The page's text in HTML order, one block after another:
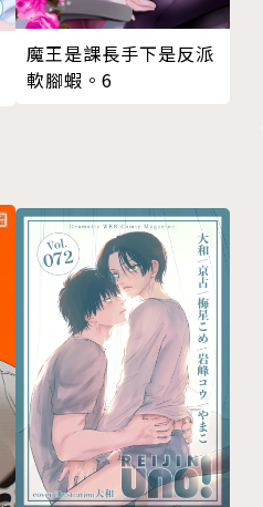
魔王是課長手下是反派
軟腳蝦。6